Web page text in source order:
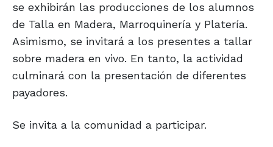
se exhibirán las producciones de los alumnos
de Talla en Madera, Marroquinería y Platería.
Asimismo, se invitará a los presentes a tallar
sobre madera en vivo. En tanto, la actividad
culminará con la presentación de diferentes
payadores.
Se invita a la comunidad a participar.